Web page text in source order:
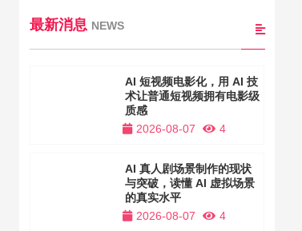
最新消息 NEWS
AI 短视频电影化，用 AI 技
术让普通短视频拥有电影级
质感
2026-08-07
4
AI 真人剧场景制作的现状
与突破，读懂 AI 虚拟场景
的真实水平
2026-08-07
4